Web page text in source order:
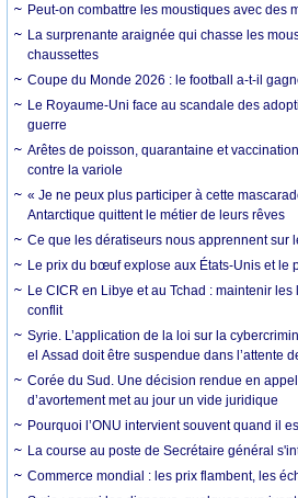
Peut-on combattre les moustiques avec des
La surprenante araignée qui chasse les
chaussettes
Coupe du Monde 2026 : le football a-t-il
Le Royaume-Uni face au scandale des
guerre
Arêtes de poisson, quarantaine et
contre la variole
« Je ne peux plus participer à cette
Antarctique quittent le métier de leurs rêves
Ce que les dératiseurs nous apprennent sur
Le prix du bœuf explose aux États-Unis et le
Le CICR en Libye et au Tchad : maintenir
conflit
Syrie. L’application de la loi sur la
el Assad doit être suspendue dans l’attente
Corée du Sud. Une décision rendue en
d’avortement met au jour un vide juridique
Pourquoi l’ONU intervient souvent quand il
La course au poste de Secrétaire général
Commerce mondial : les prix flambent, les